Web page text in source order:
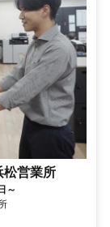
営業所
～